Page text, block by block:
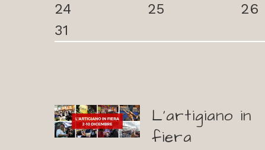
24
25 26
31
L’artigiano in
fiera